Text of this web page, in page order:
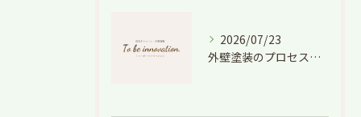
2026/07/23
外壁塗装のプロセスを愛知県でスムーズに進めるための工程と費用徹底解説